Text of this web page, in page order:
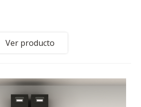
Ver producto